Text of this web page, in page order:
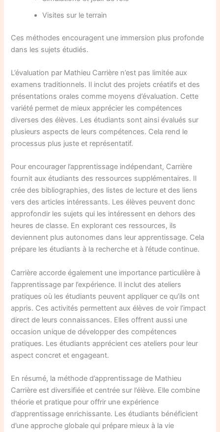
Visites sur le terrain
Ces méthodes encouragent une immersion plus profonde
dans les sujets étudiés.
L’évaluation par Mathieu Carrière n’est pas limitée aux
examens traditionnels. Il inclut des projets créatifs et des
présentations orales comme moyens d’évaluation. Cette
variété permet de mieux apprécier les compétences
diverses des élèves. Les étudiants sont ainsi évalués sur
plusieurs aspects de leurs compétences. Cela rend le
processus plus juste et représentatif.
Pour encourager l’apprentissage indépendant, Carrière
fournit aux étudiants des ressources supplémentaires. Il
crée des bibliographies, des listes de lecture et des liens
vers des articles intéressants. Les élèves peuvent donc
approfondir les sujets qui les intéressent en dehors des
heures de classe. En explorant ces ressources, ils
deviennent plus autonomes dans leur apprentissage. Cela
prépare les étudiants à la recherche et à l’étude continue.
Carrière accorde également une importance particulière à
l’apprentissage par l’expérience. Il inclut des ateliers
pratiques où les étudiants peuvent appliquer ce qu’ils ont
appris. Ces activités permettent aux élèves de voir l’impact
direct de leurs connaissances. Elles offrent aussi une
occasion unique de développer des compétences
pratiques. Les étudiants apprécient ces ateliers pour leur
aspect concret et engageant.
En résumé, la méthode d’apprentissage de Mathieu
Carrière est diversifiée et centrée sur l’élève. Elle combine
théorie et pratique pour offrir une expérience
d’apprentissage enrichissante. Les étudiants bénéficient
d’une approche globale qui prépare mieux à la vie